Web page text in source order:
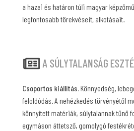
a hazai és határon túli magyar
legfontosabb törekvéseit, alkotásait.
A SÚLYTALANSÁG
Csoportos kiállítás.Könnyedség,
feloldódás. A nehézkedés törvényétől
könnyített matériák, súlytalannak tűnő
egymáson áttetsző, gomolygó